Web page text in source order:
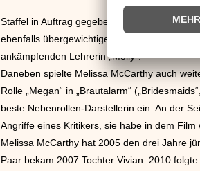
Staffel in Auftrag gegeben wurde, weiter
ebenfalls übergewichtigen Partner „Mike“
ankämpfenden Lehrerin „Molly“.
Daneben spielte Melissa McCarthy auch
Rolle „Megan“ in „Brautalarm“
beste Nebenrollen-Darstellerin ein. An der
Angriffe eines Kritikers, sie habe in dem
Melissa McCarthy hat 2005 den drei Jahre
Paar bekam 2007 Tochter Vivian. 2010